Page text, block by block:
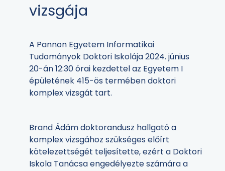
vizsgája
A Pannon Egyetem Informatikai
Tudományok Doktori Iskolája 2024. június
20-án 12:30 órai kezdettel az Egyetem I
épületének 415-ös termében doktori
komplex vizsgát tart.
Brand Ádám doktorandusz hallgató a
komplex vizsgához szükséges előírt
kötelezettségét teljesítette, ezért a Doktori
Iskola Tanácsa engedélyezte számára a